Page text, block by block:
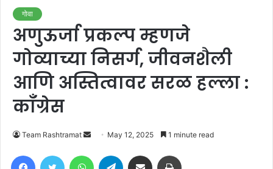
गोवा
अणुऊर्जा प्रकल्प म्हणजे
गोव्याच्या निसर्ग, जीवनशैली
आणि अस्तित्वावर सरळ हल्ला :
काँग्रेस
Team Rashtramat
Send
email
May 12, 2025 1 minute read
FacebookTwitter WhatsAppTelegram Share via Email